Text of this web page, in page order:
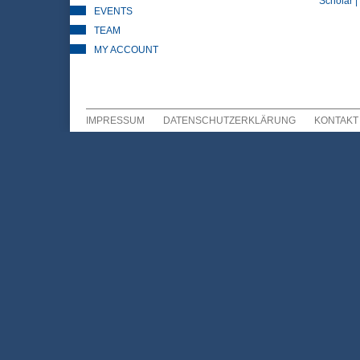
EVENTS
TEAM
MY ACCOUNT
IMPRESSUM DATENSCHUTZERKLÄRUNG KONTAKT